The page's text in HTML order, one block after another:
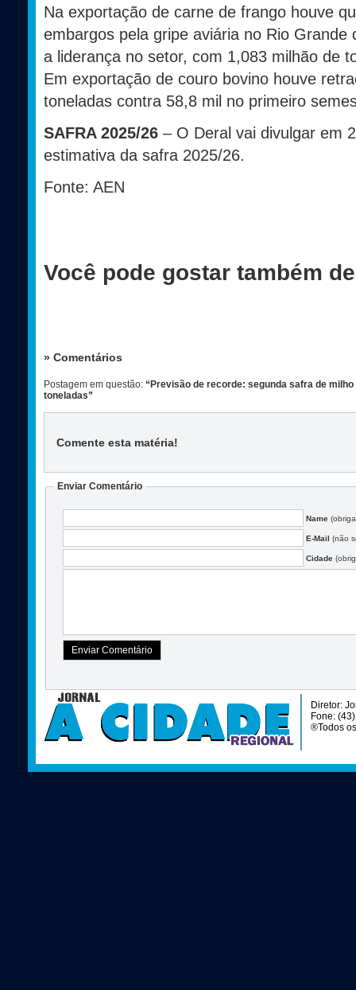
Na exportação de carne de frango houve
embargos pela gripe aviária no Rio
a liderança no setor, com 1,083 milhão de
Em exportação de couro bovino houve
toneladas contra 58,8 mil no primeiro
SAFRA 2025/26 – O Deral vai divulgar em
estimativa da safra 2025/26.
Fonte: AEN
Você pode gostar também
» Comentários
Postagem em questão: “Previsão de recorde: segunda safra de
toneladas”
Comente esta matéria!
Enviar Comentário
Name
E-Mail (não
Cidade
Diretor:
Fone:
®Todos